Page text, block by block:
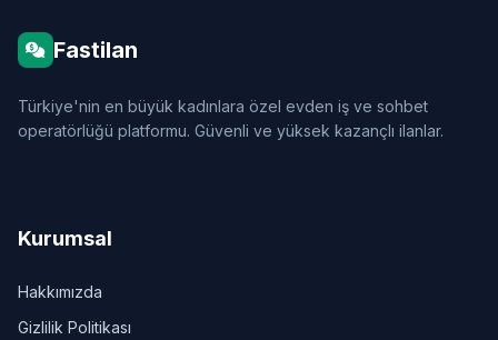
Fastilan
Türkiye'nin en büyük kadınlara özel evden iş ve sohbet
operatörlüğü platformu. Güvenli ve yüksek kazançlı ilanlar.
Kurumsal
Hakkımızda
Gizlilik Politikası